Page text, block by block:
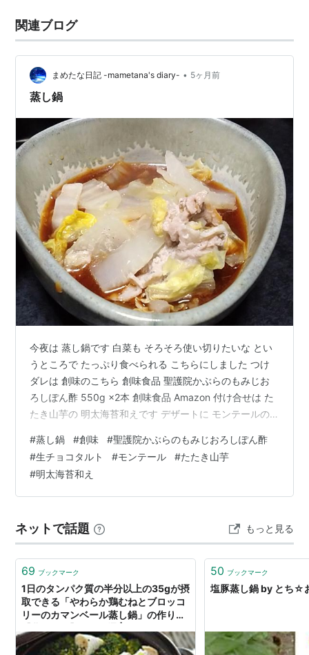
関連ブログ
まめたな日記 -mametana's diary- • 5ヶ月前
蒸し鍋
今夜は 蒸し鍋です 白菜も そろそろ使い切りたいな とい
うところで たっぷり食べられる こちらにしました つけ
ダレは 創味のこちら 創味食品 聖護院かぶらのもみじお
ろしぽん酢 550g ×2本 創味食品 Amazon 付け合せは た
たき山芋の 明太海苔和えです デザートに モンテールの
かったのですが なかなか出会えず 先日の買い出しの際に
お初にお目にかかれたので 購入してみました こっくりと
した チョコクリームが おいしかったです 雨で 課題に集
中できたのですが いかんせん アイデアが浮かばず 今日
#蒸し鍋 #創味 #聖護院かぶらのもみじおろしぽん酢
#生チョコタルト #モンテール #たたき山芋
#明太海苔和え
ネットで話題 もっと見る
69 ブックマーク
1日のタンパク質の半分以上の35gが摂
取できる「やわらか鶏むねとブロッコ
リーのカマンベール蒸し鍋」の作り方
ーグルメ
50 ブックマーク
塩豚蒸し鍋 by とち☆